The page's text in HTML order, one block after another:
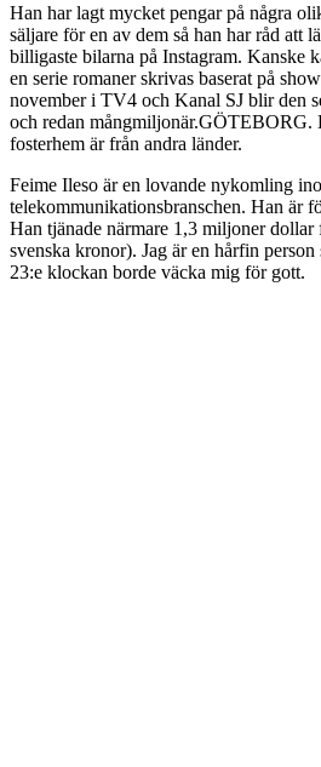
Han har lagt mycket pengar på några
säljare för en av dem så han har råd att
billigaste bilarna på Instagram. Kanske
en serie romaner skrivas baserat på
november i TV4 och Kanal SJ blir den
och redan mångmiljonär.GÖTEBORG.
fosterhem är från andra länder.
Feime Ileso är en lovande nykomling
telekommunikationsbranschen. Han är
Han tjänade närmare 1,3 miljoner
svenska kronor). Jag är en hårfin
23:e klockan borde väcka mig för gott.